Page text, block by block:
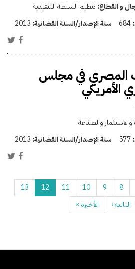
و القطاع: تنظيم السلطة التنفيذية
684 سنة الإصدار/السنة القضائية: 2013
المصري في مجلس
الأمريكي
والاستثمار والصناعة
577 سنة الإصدار/السنة القضائية: 2013
8
9
10
11
12
13
التالية › الأخيرة »